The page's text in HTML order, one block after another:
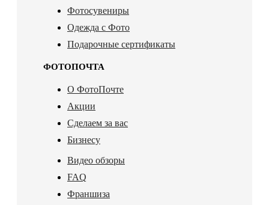
Фотосувениры
Одежда с Фото
Подарочные сертификаты
ФОТОПОЧТА
О ФотоПочте
Акции
Сделаем за вас
Бизнесу
Видео обзоры
FAQ
Франшиза